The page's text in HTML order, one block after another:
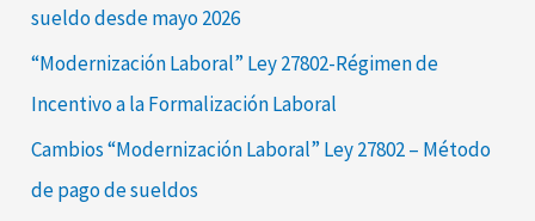
sueldo desde mayo 2026
“Modernización Laboral” Ley 27802-Régimen de
Incentivo a la Formalización Laboral
Cambios “Modernización Laboral” Ley 27802 – Método
de pago de sueldos